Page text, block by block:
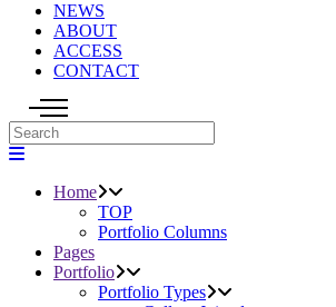
NEWS
ABOUT
ACCESS
CONTACT
Home
TOP
Portfolio Columns
Pages
Portfolio
Portfolio Types